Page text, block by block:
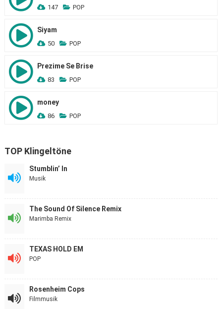
147 POP
Siyam
50 POP
Prezime Se Brise
83 POP
money
86 POP
TOP Klingeltöne
Stumblin’ In
Musik
The Sound Of Silence Remix
Marimba Remix
TEXAS HOLD EM
POP
Rosenheim Cops
Filmmusik